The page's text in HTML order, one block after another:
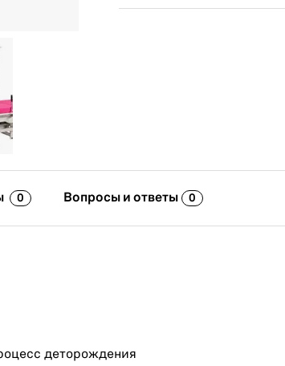
0 Вопросы и ответы 0
деторождения